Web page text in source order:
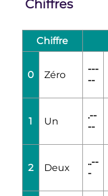
Chiffres
Chiffre
0 Zéro
---
--
1 Un
.--
--
2 Deux
..--
-